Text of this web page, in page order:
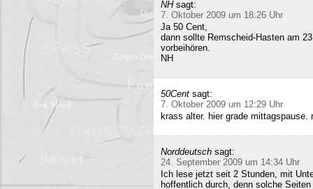
NH sagt:
7. Oktober 2009 um 18:26 Uhr
Ja 50 Cent,
dann sollte Remscheid-Hasten am
vorbeihören.
NH
50Cent sagt:
7. Oktober 2009 um 12:29 Uhr
krass alter. hier grade
Norddeutsch sagt:
24. September 2009 um 14:34 Uhr
Ich lese jetzt seit 2 Stunden, mit
hoffentlich durch, denn solche